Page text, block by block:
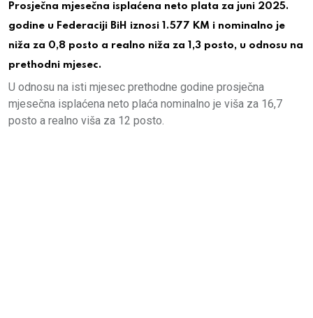
Prosječna mjesečna isplaćena neto plata za juni 2025.
godine u Federaciji BiH iznosi 1.577 KM i nominalno je
niža za 0,8 posto a realno niža za 1,3 posto, u odnosu na
prethodni mjesec.
U odnosu na isti mjesec prethodne godine prosječna
mjesečna isplaćena neto plaća nominalno je viša za 16,7
posto a realno viša za 12 posto.